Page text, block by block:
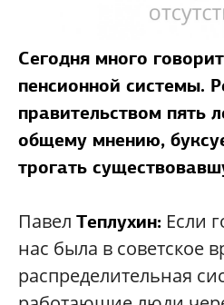
Сегодня много
пенсионной системы.
правительством пять
общему мнению,
трогать
Павел Теплухин: Если
нас была в советское
распределительная